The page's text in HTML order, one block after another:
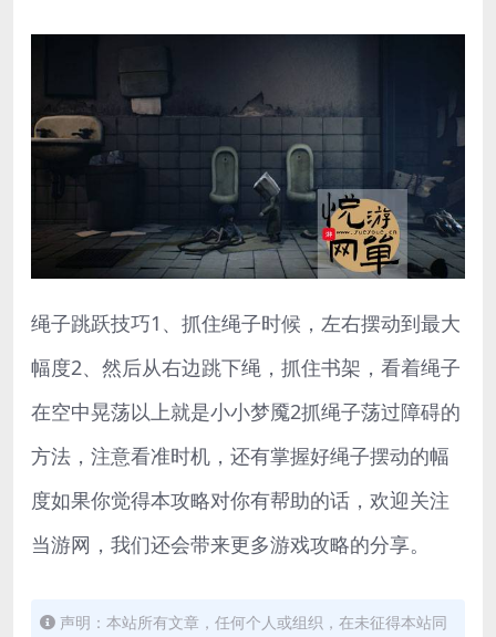
绳子跳跃技巧1、抓住绳子时候，左右摆动到最大
幅度2、然后从右边跳下绳，抓住书架，看着绳子
在空中晃荡以上就是小小梦魇2抓绳子荡过障碍的
方法，注意看准时机，还有掌握好绳子摆动的幅
度如果你觉得本攻略对你有帮助的话，欢迎关注
当游网，我们还会带来更多游戏攻略的分享。
声明：本站所有文章，任何个人或组织，在未征得本站同